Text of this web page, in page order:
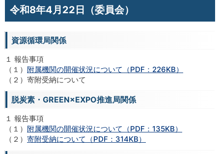
令和8年4月22日（委員会）
資源循環局関係
１ 報告事項
（１） 附属機関の開催状況について（PDF：226KB）
（２）寄附受納について
脱炭素・GREEN×EXPO推進局関係
１ 報告事項
（１） 附属機関の開催状況について（PDF：135KB）
（２） 寄附受納について（PDF：314KB）